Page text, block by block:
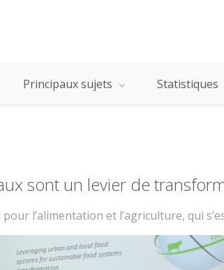
Principaux sujets Statistiques
sont un levier de
l’alimentation et l’agriculture, qui